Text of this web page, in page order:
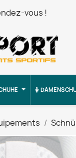
vous !